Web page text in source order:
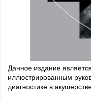
Данное издание
иллюстрированным
диагностике в